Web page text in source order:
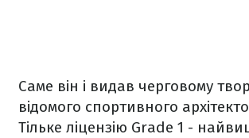
Саме він і видав черговому
відомого спортивного
Тільке ліцензію Grade 1 -